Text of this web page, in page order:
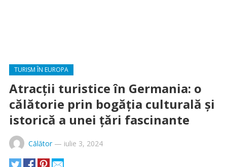
TURISM ÎN EUROPA
Atracții turistice în Germania: o
călătorie prin bogăția culturală și
istorică a unei țări fascinante
Călător— iulie 3, 2024